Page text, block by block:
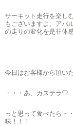
サーキット走行を楽し
もございますよ。アバ
の走りの変化を是非体
今日はお客様から頂い
・・・あ、カステラ♡
っと思って食べたら・
味！！！